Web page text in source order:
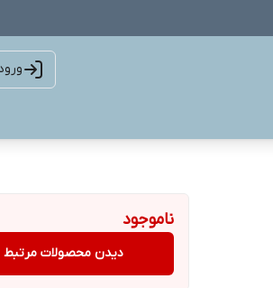
ناموجود
دیدن محصولات مرتبط